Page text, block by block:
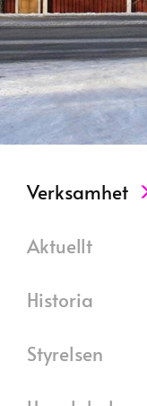
Verksamhet
Aktuellt
Historia
Styrelsen